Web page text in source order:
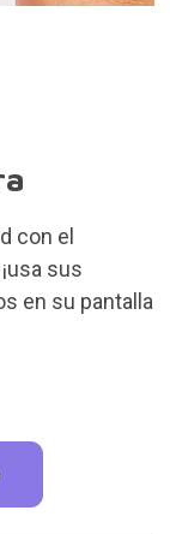
con el
sus
en su pantalla